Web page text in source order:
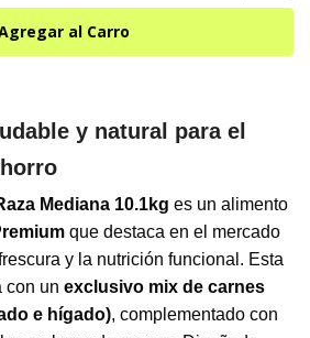
y natural para el
Mediana 10.1kg es un alimento
que destaca en el mercado
y la nutrición funcional. Esta
con un exclusivo mix de carnes
e hígado), complementado con